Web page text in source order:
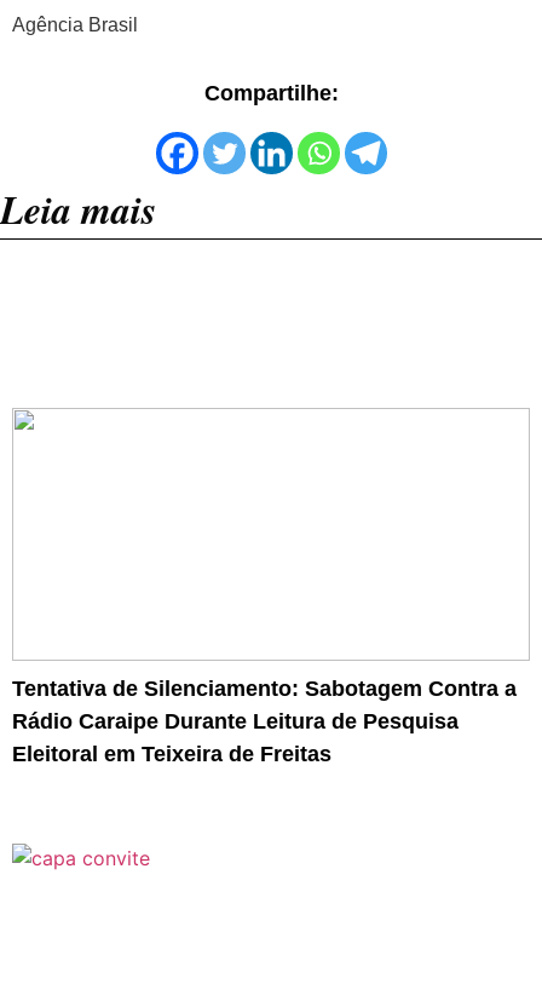
Agência Brasil
Compartilhe:
Leia mais
Tentativa de Silenciamento: Sabotagem Contra a
Rádio Caraipe Durante Leitura de Pesquisa
Eleitoral em Teixeira de Freitas